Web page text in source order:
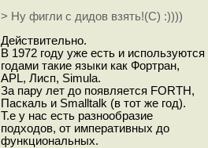
> Ну фигли с дидов взять!(С) :))))
Действительно.
В 1972 году уже есть и используются
годами такие языки как Фортран,
APL, Лисп, Simula.
За пару лет до появляется FORTH,
Паскаль и Smalltalk (в тот же год).
Т.е у нас есть разнообразие
подходов, от императивных до
функциональных.